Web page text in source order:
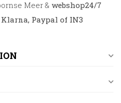
Meer & webshop24/7
Klarna, Paypal of IN3